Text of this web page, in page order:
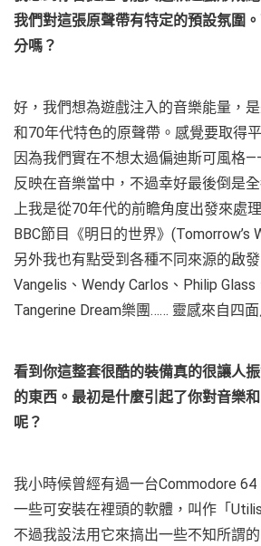
我們對這張原聲帶有特定的預設氛圍
分嗎？
好，我們想為遊戲注入的音樂能量，
和70年代特色的原聲帶。感覺要取得
因為我們實在不想太過偏迪斯可風格
反映在音樂當中，不過幸好最後倒是
上我是從70年代的前瞻角度出發來處
BBC節目《明日的世界》(Tomorrow’s
另外我也有點受到各種不同來源的啟
Vangelis、Wendy Carlos、Philip Glass
Tangerine Dream樂團…… 靈感來自四面
看到你這整套很酷的裝備真的很讓人
的東西。最初是什麼引起了你對音樂和
呢？
我小時候曾經有過一台Commodore
一些可安裝在裡頭的軟體，叫作「
不過我設法用它來搞出一些不知所謂